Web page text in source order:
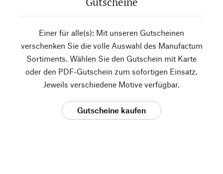
Einer für alle(s): Mit unseren Gutscheinen
verschenken Sie die volle Auswahl des Manufactum
Sortiments. Wählen Sie den Gutschein mit Karte
oder den PDF-Gutschein zum sofortigen Einsatz.
Jeweils verschiedene Motive verfügbar.
Gutscheine kaufen